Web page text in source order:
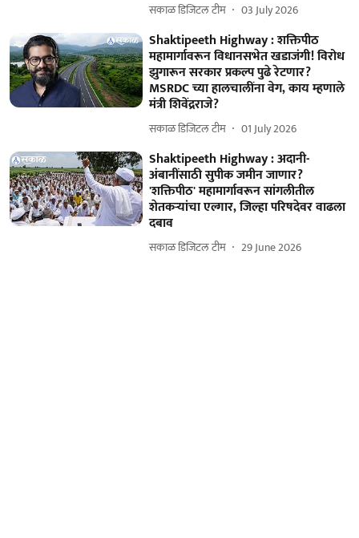
सकाळ डिजिटल टीम 03 July 2026
Shaktipeeth Highway : शक्तिपीठ
महामार्गावरून विधानसभेत खडाजंगी! विरोध
झुगारून सरकार प्रकल्प पुढे रेटणार?
MSRDC च्या हालचालींना वेग, काय म्हणाले
मंत्री शिवेंद्रराजे?
सकाळ डिजिटल टीम 01 July 2026
Shaktipeeth Highway : अदानी-
अंबानींसाठी सुपीक जमीन जाणार?
'शक्तिपीठ' महामार्गावरून सांगलीतील
शेतकऱ्यांचा एल्गार, जिल्हा परिषदेवर वाढला
दबाव
सकाळ डिजिटल टीम 29 June 2026